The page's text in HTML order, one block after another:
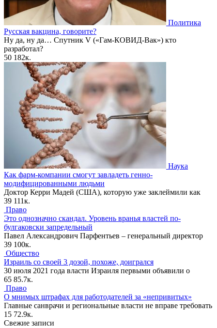
Политика
Русская вакцина, говорите?
Ну да, ну да… Спутник V («Гам-КОВИД-Вак») кто
разработал?
50 182к.
Наука
Как фарм-компании смогут завладеть генно-
модифицированными людьми
Доктор Керри Мадей (США), которую уже заклеймили как
39 111к.
Право
Это однозначно скандал. Уровень вранья властей по-
булгаковски запредельный
Павел Александрович Парфентьев – генеральный директор
39 100к.
Общество
Израиль со своей 3 дозой, похоже, доигрался
30 июля 2021 года власти Израиля первыми объявили о
65 85.7к.
Право
О мнимых штрафах для работодателей за «непривитых»
Главные санврачи и региональные власти не вправе требовать
15 72.9к.
Свежие записи